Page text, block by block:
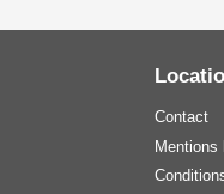
Contact
Mentions